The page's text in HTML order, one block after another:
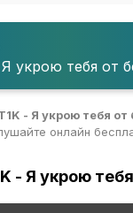
укрою тебя от
- Я укрою тебя от
онлайн
- Я укрою